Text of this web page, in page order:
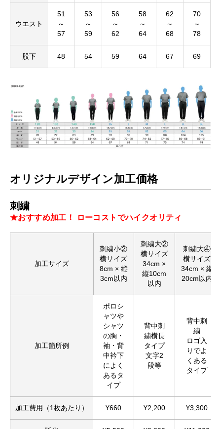
お買い物を続ける カートへ進む
ウエスト
51
～
57
53
～
59
56
～
62
58
～
64
62
～
68
70
～
78
股下 48 54 59 64 67 69
オリジナルデザイン加工価格
刺繍
★おすすめ加工！ ローコストでハイクオリティ
加工サイズ
刺繍小②
横サイズ
8cm × 縦
3cm以内
刺繍大②
横サイズ
34cm ×
縦10cm
以内
刺繍大④
横サイズ
34cm × 縦
20cm以内
加工箇所例
ポロシ
ャツや
シャツ
の胸・
袖・背
中衿下
によく
あるタ
イプ
背中刺
繍横長
タイプ
文字2
段等
背中刺
繍
ロゴ入
りでよ
くある
タイプ
加工費用（1枚あたり） ¥660 ¥2,200 ¥3,300